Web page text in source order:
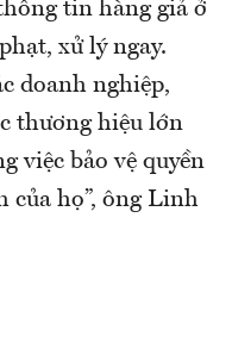
tin hàng giả ở
xử lý ngay.
doanh nghiệp,
thương hiệu lớn
việc bảo vệ quyền
của họ”, ông Linh